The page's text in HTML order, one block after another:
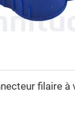
filaire à